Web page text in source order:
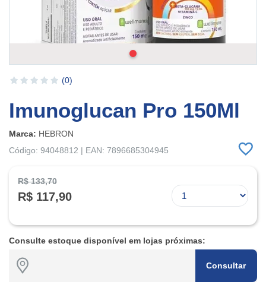
(0)
Imunoglucan Pro 150Ml
Marca: HEBRON
Código: 94048812 | EAN: 7896685304945
R$ 133,70
R$ 117,90
Consulte estoque disponível em lojas próximas:
Consultar